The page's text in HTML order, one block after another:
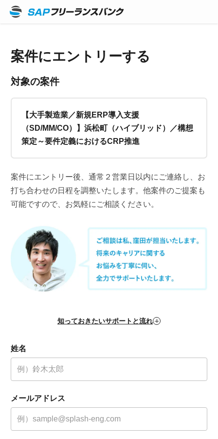
案件にエントリーする
対象の案件
【大手製造業／新規ERP導入支援
（SD/MM/CO）】浜松町（ハイブリッド）／構想
策定～要件定義におけるCRP推進
案件にエントリー後、通常２営業日以内にご連絡し、お
打ち合わせの日程を調整いたします。他案件のご提案も
可能ですので、お気軽にご相談ください。
知っておきたいサポートと流れ
姓名
メールアドレス